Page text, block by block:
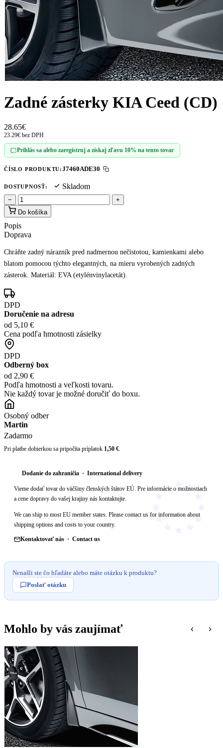
Zadné zásterky KIA Ceed (CD)
28.65€
23.29€ bez DPH
Prihlás sa alebo zaregistruj a získaj zľavu 10% na tento tovar
ČÍSLO PRODUKTU:J7460ADE30
DOSTUPNOSŤ: Skladom
−
+
Do košíka
Popis
Doprava
Chráňte zadný nárazník pred nadmernou nečistotou, kamienkami alebo
blatom pomocou týchto elegantných, na mieru vyrobených zadných
zásterok. Materiál: EVA (etylénvinylacetát).
DPD
Doručenie na adresu
od 5,10 €
Cena podľa hmotnosti zásielky
DPD
Odberný box
od 2,90 €
Podľa hmotnosti a veľkosti tovaru.
Nie každý tovar je možné doručiť do boxu.
Osobný odber
Martin
Zadarmo
Pri platbe dobierkou sa pripočíta príplatok 1,50 €.
Dodanie do zahraničia · International delivery
Vieme dodať tovar do väčšiny členských štátov EÚ. Pre informácie o možnostiach
a cene dopravy do vašej krajiny nás kontaktujte.
We can ship to most EU member states. Please contact us for information about
shipping options and costs to your country.
Kontaktovať nás · Contact us
Nenašli ste čo hľadáte alebo máte otázku k produktu?
Poslať otázku
Mohlo by vás zaujímať